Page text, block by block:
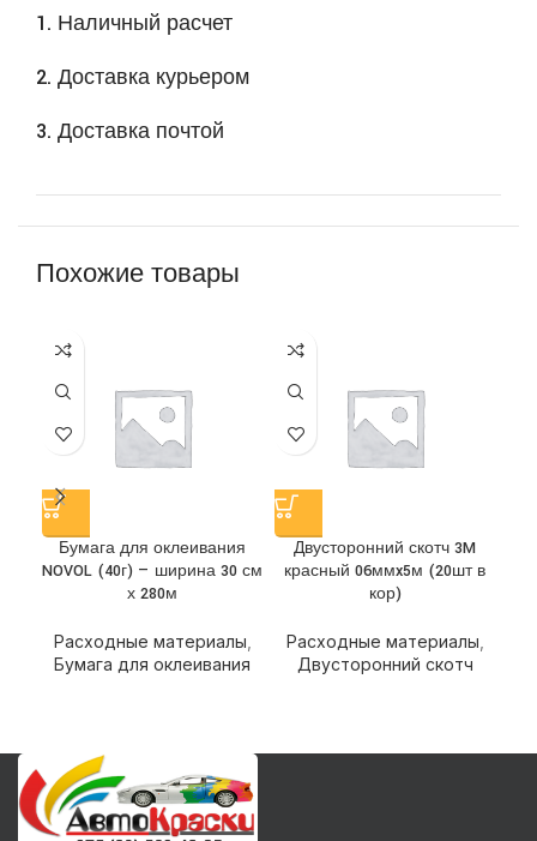
1. Наличный расчет
2. Доставка курьером
3. Доставка почтой
Похожие товары
Бумага для оклеивания
NOVOL (40г) — ширина 30 см
х 280м
Расходные материалы
Бумага для оклеивания
Двусторонний скотч 3M
красный 06ммx5м (20шт в
кор)
Расходные материалы
Двусторонний скотч